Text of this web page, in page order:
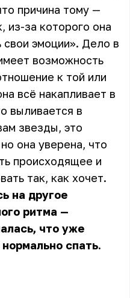
причина тому —
из-за которого она
свои эмоции». Дело в
возможность
к той или
всё накапливает в
выливается в
звезды, это
она уверена, что
происходящее и
так, как хочет.
на другое
ритма —
что уже
спать.